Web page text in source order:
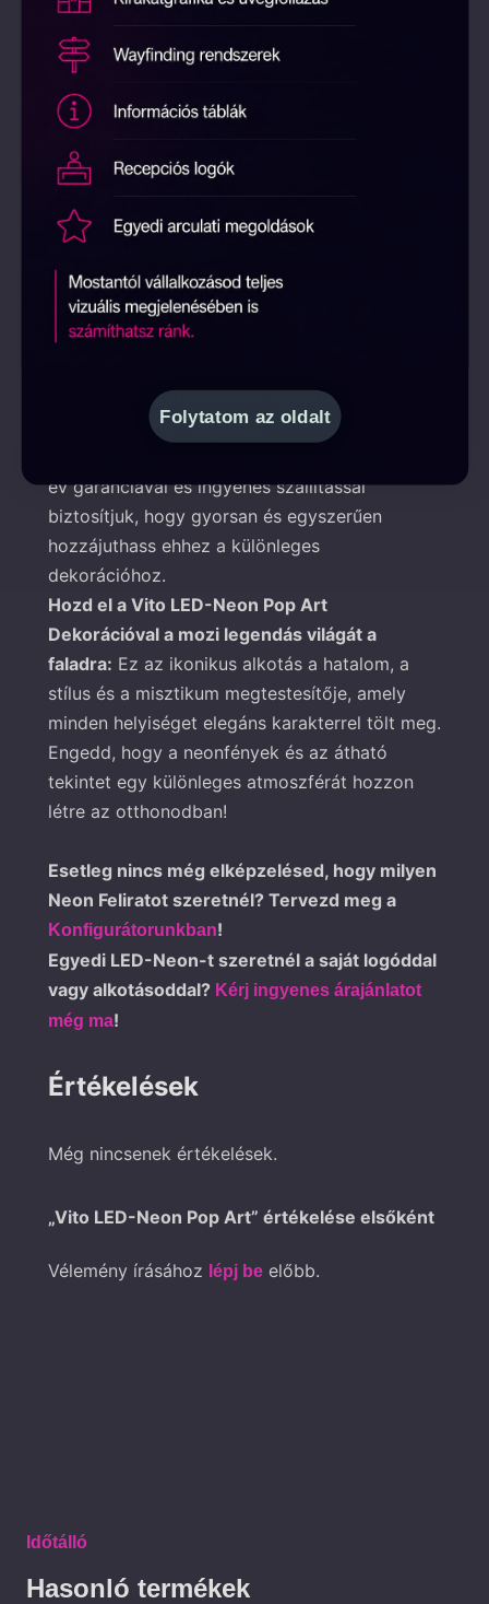
karakter karizmatikus erejét, ezzel a művészi
alkotással pedig a pop art és a klasszikus mozi
találkozik.
Falra könnyen rögzíthető, magával ragadó
középpont:
egyedileg kialakított szobában helyezed el, ez
a dekoráció azonnal feldobja a helyiséget és
erőteljes atmoszférát teremt.
Prémium minőség és időtállóság:
készült darab, amely luxus minőséget képvisel,
biztosítva a hosszan tartó esztétikai élményt.
Energiatakarékos LED-Neon technológia:
energiafogyasztás mellett – gazdaságos és
környezetbarát megoldás.
év garanciával és ingyenes szállítással
biztosítjuk, hogy gyorsan és egyszerűen
hozzájuthass ehhez a különleges
dekorációhoz.
Hozd el a Vito LED-Neon Pop Art
Dekorációval a mozi legendás világát a
faladra: Ez az ikonikus alkotás a hatalom, a
stílus és a misztikum megtestesítője, amely
minden helyiséget elegáns karakterrel tölt meg.
Engedd, hogy a neonfények és az átható
tekintet egy különleges atmoszférát hozzon
létre az otthonodban!
Esetleg nincs még elképzelésed, hogy milyen
Neon Feliratot szeretnél? Tervezd meg a
Konfigurátorunkban!
Egyedi LED-Neon-t szeretnél a saját logóddal
vagy alkotásoddal? Kérj ingyenes árajánlatot
még ma!
Értékelések
Még nincsenek értékelések.
„Vito LED-Neon Pop Art” értékelése elsőként
Vélemény írásához lépj be előbb.
Időtálló
Hasonló termékek
Folytatom az oldalt